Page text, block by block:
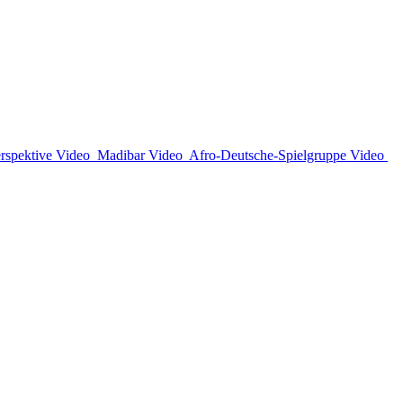
Video Madibar Video Afro-Deutsche-Spielgruppe Video